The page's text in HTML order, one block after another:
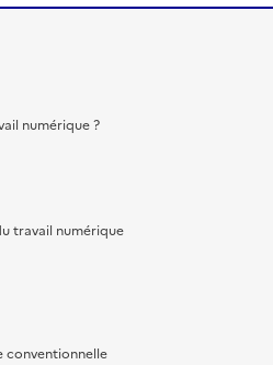
numérique ?
travail numérique
conventionnelle